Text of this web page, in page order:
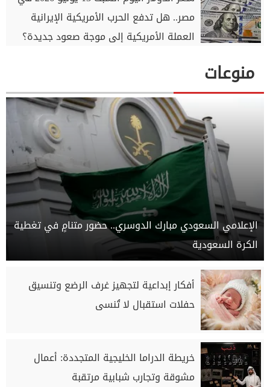
مصر.. هل تدفع الحرب الأمريكية الإيرانية
العملة الأمريكية إلى موجة صعود جديدة؟
منوعات
الإعلامي السعودي مبارك الدوسري.. حضور متنامٍ في تغطية
الكرة السعودية
أفكار إبداعية لتجهيز غرف الرضع وتنسيق
حفلات استقبال لا تُنسى
خريطة الدراما الخليجية المتجددة: أعمال
مشوقة وتجارب شبابية مرتقبة